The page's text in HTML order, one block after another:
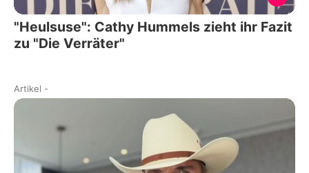
"Heulsuse": Cathy Hummels zieht ihr Fazit
zu "Die Verräter"
Artikel -